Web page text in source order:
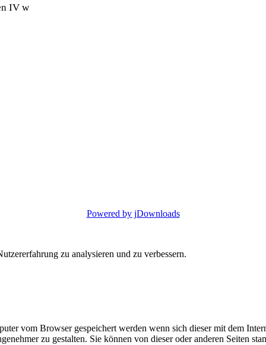
IV w
Powered by jDownloads
zu analysieren und zu verbessern.
vom Browser gespeichert werden wenn sich dieser mit dem
zu gestalten. Sie können von dieser oder anderen Seiten